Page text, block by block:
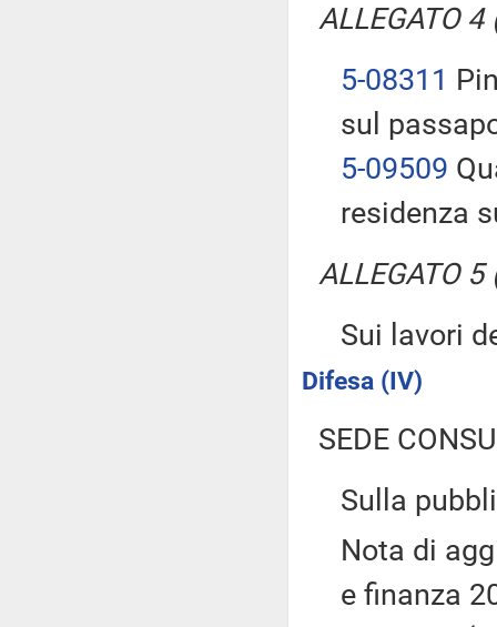
ALLEGATO
5-08311
sul
5-09509
residenza
ALLEGATO
Sui lavori
Difesa (IV)
SEDE
Sulla
Nota di
e finanza